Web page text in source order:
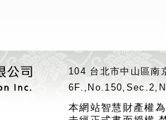
104 台北市中山區
本網站智慧財產權